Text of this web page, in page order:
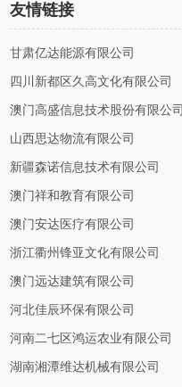
友情链接
甘肃亿达能源有限公司
四川新都区久高文化有限公司
澳门高盛信息技术股份有限公司
山西思达物流有限公司
新疆森诺信息技术有限公司
澳门祥和教育有限公司
澳门安达医疗有限公司
浙江衢州锋亚文化有限公司
澳门远达建筑有限公司
河北佳辰环保有限公司
河南二七区鸿运农业有限公司
湖南湘潭维达机械有限公司